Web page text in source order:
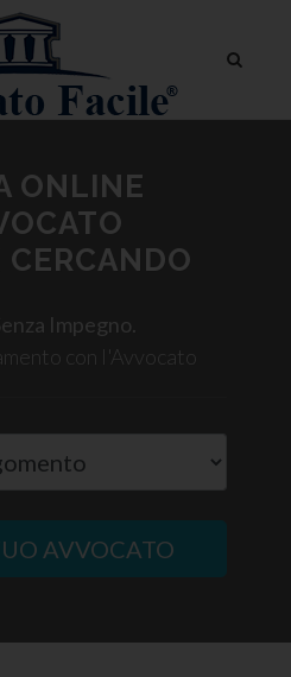
ONLINE
CERCANDO
Impegno.
con l'Avvocato
AVVOCATO